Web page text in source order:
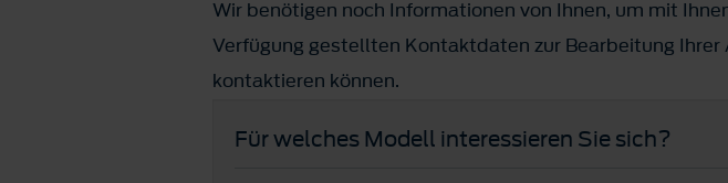
Wir benötigen noch Informationen von Ihnen, um mit
Verfügung gestellten Kontaktdaten zur Bearbeitung
kontaktieren können.
Für welches Modell interessieren Sie sich?